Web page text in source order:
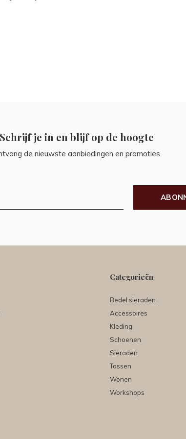
Schrijf je in en blijf op de hoogte
de nieuwste aanbiedingen en promoties
Categorieën
Bedel sieraden
Accessoires
Kleding
Schoenen
Sieraden
Tassen
Wonen
Workshops